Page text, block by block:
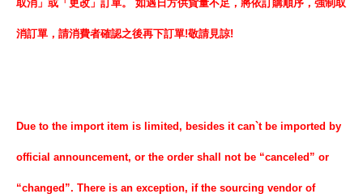
取消」或「更改」訂單。 如遇日方供貨量不足，將依訂購順序，強制取
消訂單，請消費者確認之後再下訂單!敬請見諒!
Due to the import item is limited, besides it can`t be imported by
official announcement, or the order shall not be “canceled” or
“changed”. There is an exception, if the sourcing vendor of